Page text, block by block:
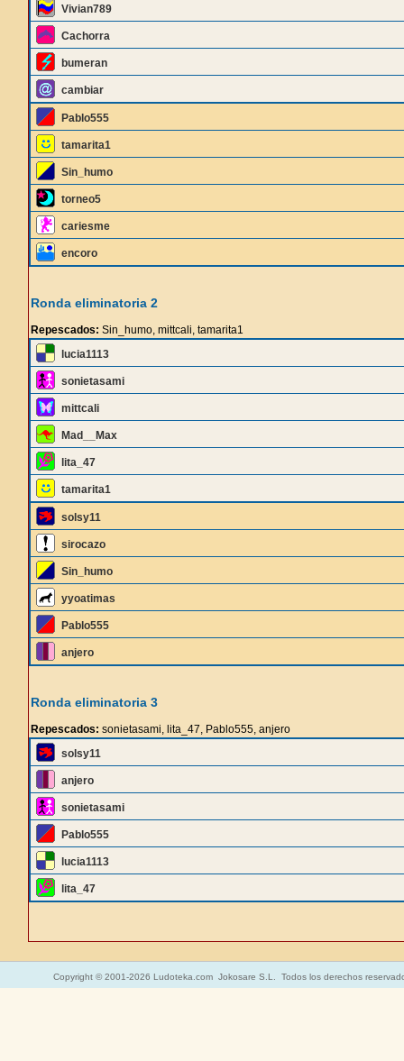
Vivian789
Cachorra
bumeran
cambiar
Pablo555
tamarita1
Sin_humo
torneo5
cariesme
encoro
Ronda eliminatoria 2
Repescados: Sin_humo, mittcali, tamarita1
lucia1113
sonietasami
mittcali
Mad__Max
lita_47
tamarita1
solsy11
sirocazo
Sin_humo
yyoatimas
Pablo555
anjero
Ronda eliminatoria 3
Repescados: sonietasami, lita_47, Pablo555, anjero
solsy11
anjero
sonietasami
Pablo555
lucia1113
lita_47
Copyright © 2001-2026 Ludoteka.com Jokosare S.L. Todos los derechos